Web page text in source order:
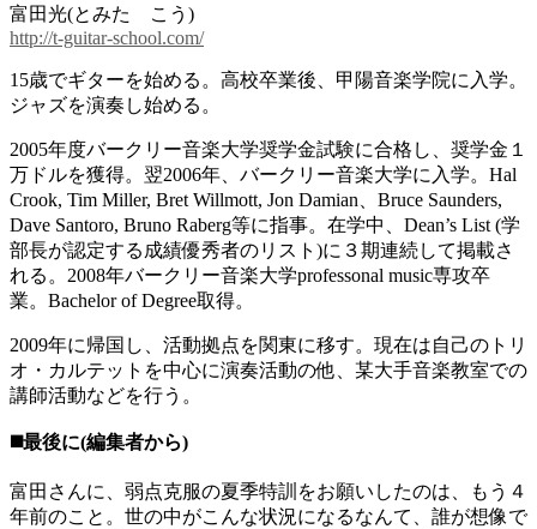
富田光(とみた こう)
http://t-guitar-school.com/
15歳でギターを始める。高校卒業後、甲陽音楽学院に入学。
ジャズを演奏し始める。
2005年度バークリー音楽大学奨学金試験に合格し、奨学金１
万ドルを獲得。翌2006年、バークリー音楽大学に入学。Hal
Crook, Tim Miller, Bret Willmott, Jon Damian、Bruce Saunders,
Dave Santoro, Bruno Raberg等に指事。在学中、Dean’s List (学
部長が認定する成績優秀者のリスト)に３期連続して掲載さ
れる。2008年バークリー音楽大学professonal music専攻卒
業。Bachelor of Degree取得。
2009年に帰国し、活動拠点を関東に移す。現在は自己のトリ
オ・カルテットを中心に演奏活動の他、某大手音楽教室での
講師活動などを行う。
◼️最後に(編集者から)
富田さんに、弱点克服の夏季特訓をお願いしたのは、もう４
年前のこと。世の中がこんな状況になるなんて、誰が想像で